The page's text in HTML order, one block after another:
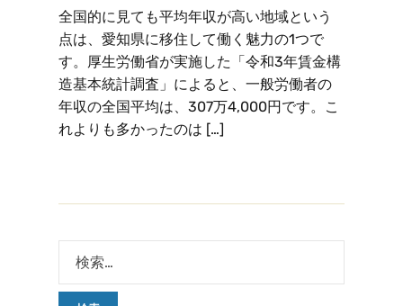
全国的に見ても平均年収が高い地域という
点は、愛知県に移住して働く魅力の1つで
す。厚生労働省が実施した「令和3年賃金構
造基本統計調査」によると、一般労働者の
年収の全国平均は、307万4,000円です。こ
れよりも多かったのは […]